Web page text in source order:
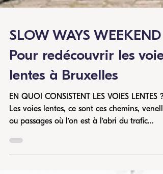
SLOW WAYS WEEKEND :
Pour redécouvrir les voies
lentes à Bruxelles
EN QUOI CONSISTENT LES VOIES LENTES ?